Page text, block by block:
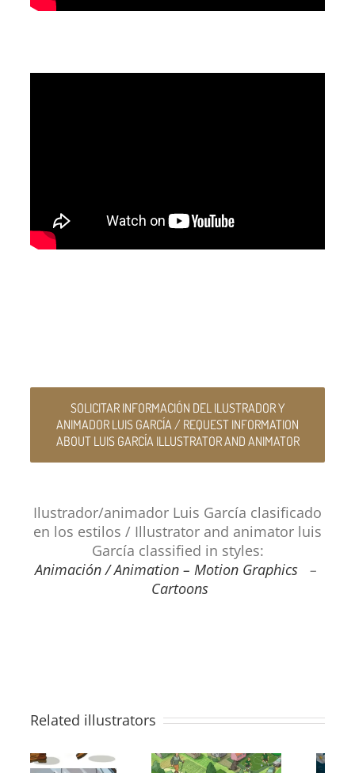
SOLICITAR INFORMACIÓN DEL ILUSTRADOR Y
ANIMADOR LUIS GARCÍA / REQUEST INFORMATION
ABOUT LUIS GARCÍA ILLUSTRATOR AND ANIMATOR
Ilustrador/animador Luis García clasificado
en los estilos / Illustrator and animator luis
García classified in styles:
Animación / Animation – Motion Graphics–
Cartoons
Related illustrators